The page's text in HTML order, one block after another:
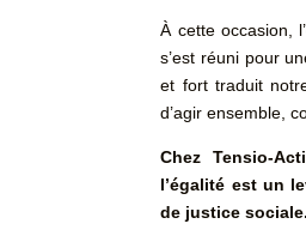
À cette occasion,
s’est réuni pour
et fort traduit
d’agir ensemble,
Chez Tensio-
l’égalité est un
de justice sociale.